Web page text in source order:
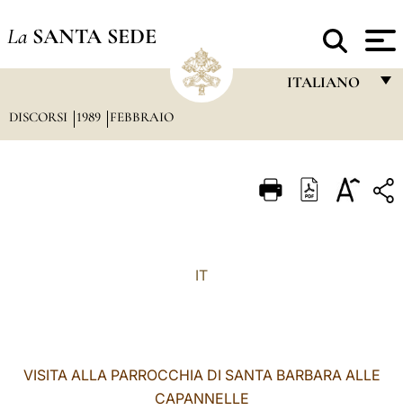
La SANTA SEDE
ITALIANO
ITALIANO
DISCORSI 1989 FEBBRAIO
IT
VISITA ALLA PARROCCHIA DI SANTA BARBARA ALLE
CAPANNELLE